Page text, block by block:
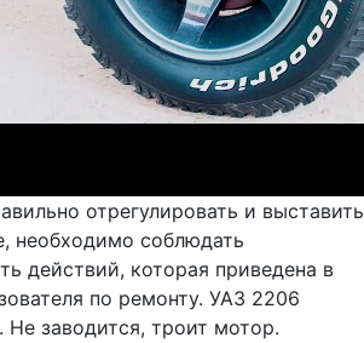
отрегулировать и выставить
необходимо соблюдать
действий, которая приведена в
по ремонту. УАЗ 2206
Не заводится, троит мотор.